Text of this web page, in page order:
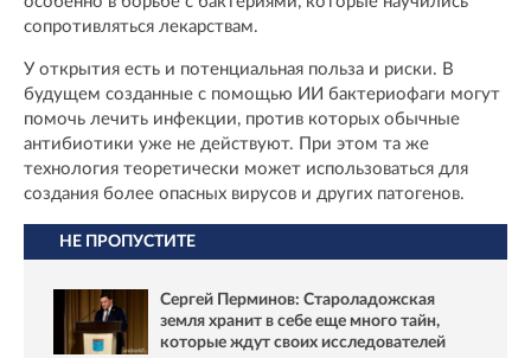
сопротивляться лекарствам.
У открытия есть и потенциальная польза и риски. В
будущем созданные с помощью ИИ бактериофаги могут
помочь лечить инфекции, против которых обычные
антибиотики уже не действуют. При этом та же
технология теоретически может использоваться для
создания более опасных вирусов и других патогенов.
НЕ ПРОПУСТИТЕ
Сергей Перминов: Староладожская
земля хранит в себе еще много тайн,
которые ждут своих исследователей